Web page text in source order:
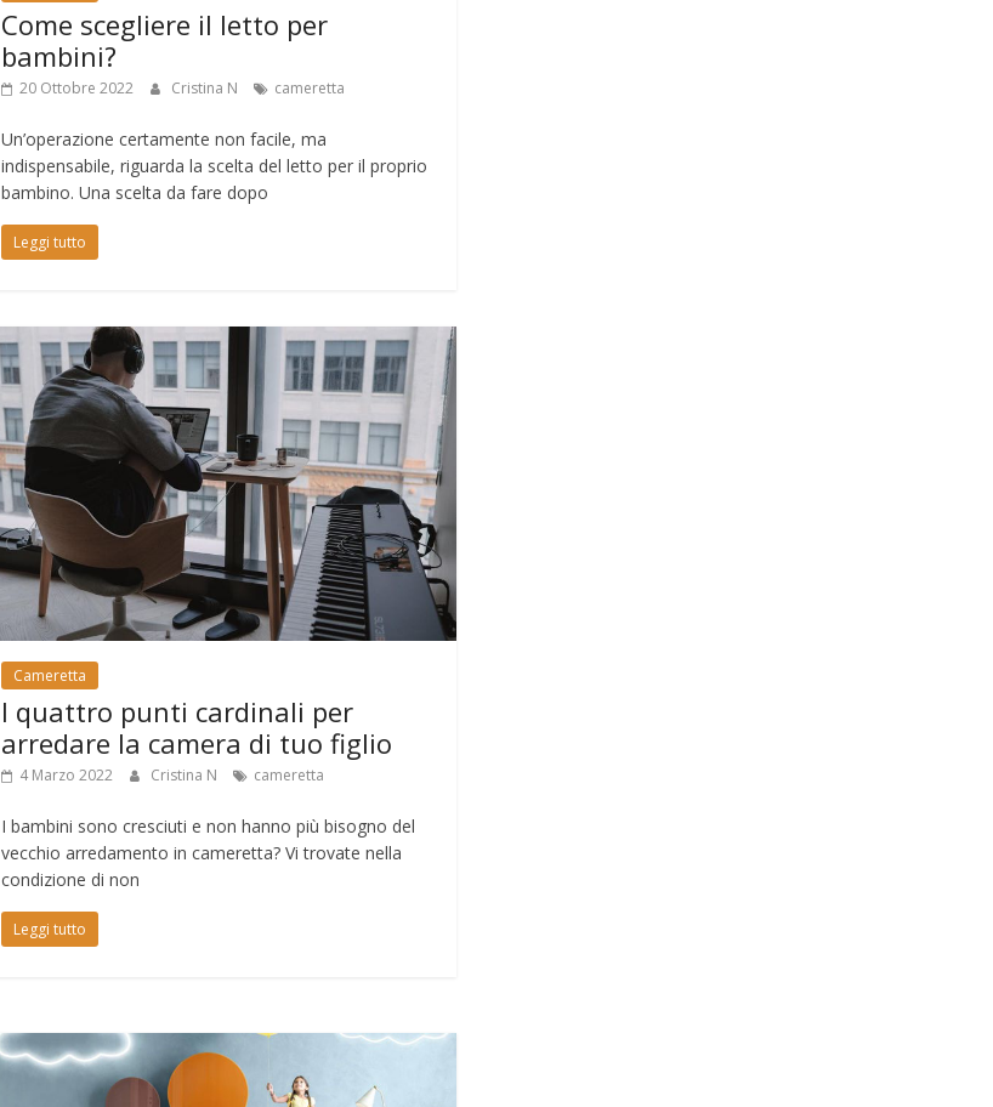
Come scegliere il letto per
bambini?
20 Ottobre 2022 Cristina N cameretta
Un’operazione certamente non facile, ma
indispensabile, riguarda la scelta del letto per il proprio
bambino. Una scelta da fare dopo
Leggi tutto
Cameretta
I quattro punti cardinali per
arredare la camera di tuo figlio
4 Marzo 2022 Cristina N cameretta
I bambini sono cresciuti e non hanno più bisogno del
vecchio arredamento in cameretta? Vi trovate nella
condizione di non
Leggi tutto